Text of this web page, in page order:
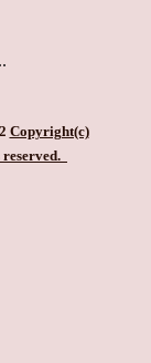
Copyright(c)